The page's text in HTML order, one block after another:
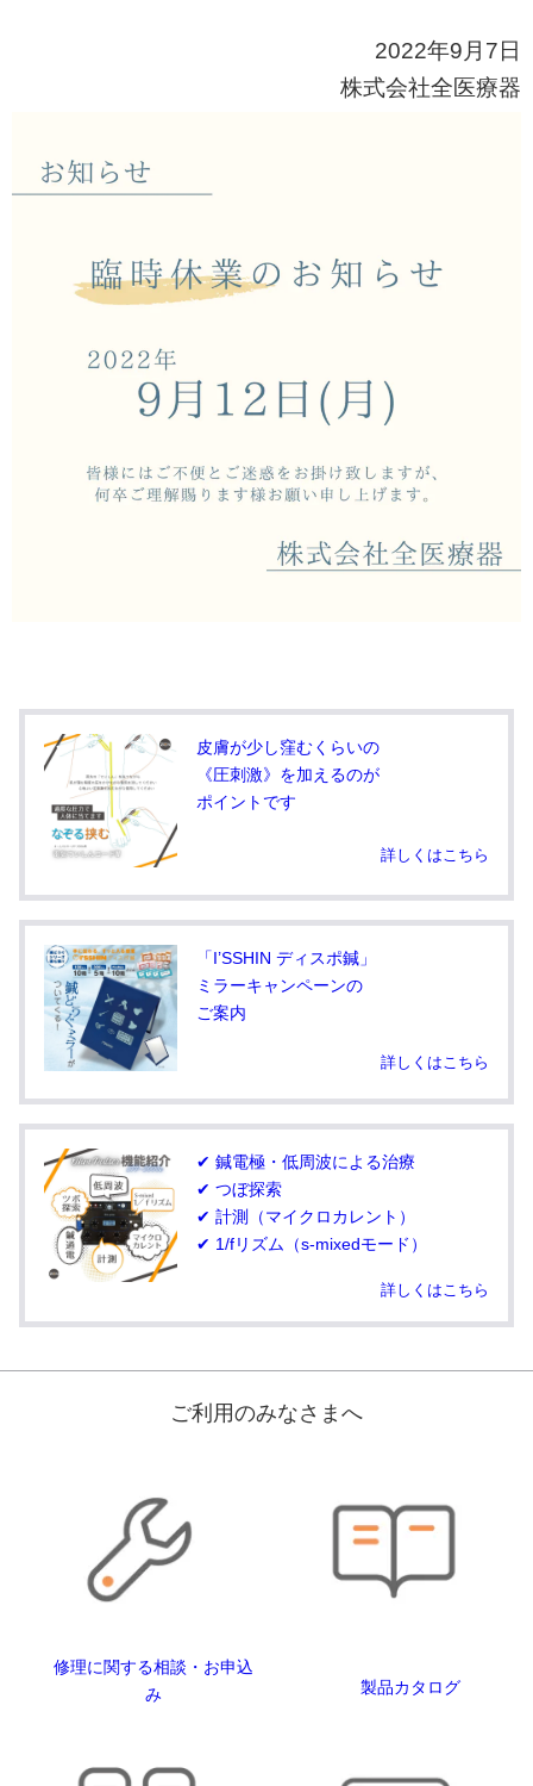
2022年9月7日
株式会社全医療器
皮膚が少し窪むくらいの
《圧刺激》を加えるのが
ポイントです
詳しくはこちら
「I’SSHIN ディスポ鍼」
ミラーキャンペーンの
ご案内
詳しくはこちら
✔ 鍼電極・低周波による治療
✔ つぼ探索
✔ 計測（マイクロカレント）
✔ 1/fリズム（s-mixedモード）
詳しくはこちら
ご利用のみなさまへ
修理に関する相談・お申込
み
製品カタログ